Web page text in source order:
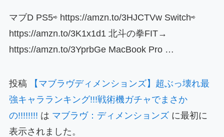
マブD PS5⇨ https://amzn.to/3HJCTVw Switch⇨
https://amzn.to/3K1x1d1 北斗の拳FIT→
https://amzn.to/3YprbGe MacBook Pro …
投稿
【マブラヴディメンションズ】超ぶっ壊れ最
強キャラランキング!!!戦術機ガチャでまさか
の!!!!!!!! は マブラヴ：ディメンションズに最初に
表示されました。